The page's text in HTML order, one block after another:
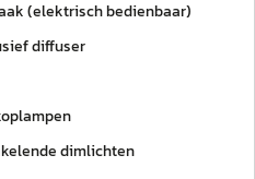
(elektrisch bedienbaar)
diffuser
dimlichten